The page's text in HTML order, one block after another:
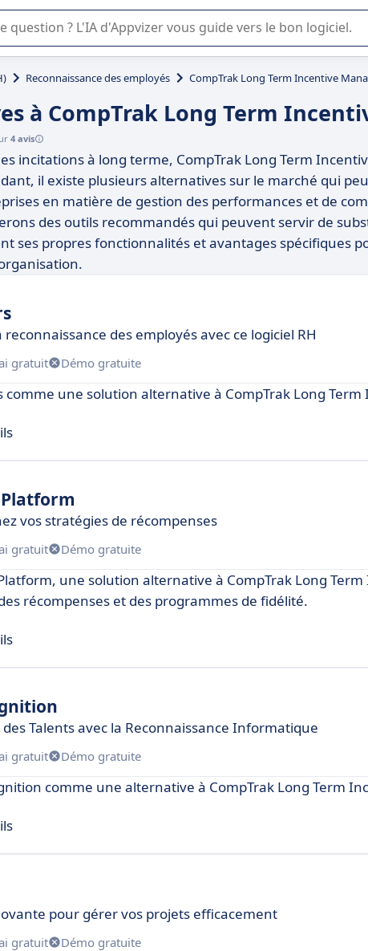
Appvizer vous guide dans l'utilisation ou la sélection de logiciel
Reconnaissance des employés CompTrak Long Term Incentive
à CompTrak Long Term
4 avis
incitations à long terme, CompTrak Long Term
il existe plusieurs alternatives sur le marché qui
en matière de gestion des performances et de
des outils recommandés qui peuvent servir de
ses propres fonctionnalités et avantages spécifiques
reconnaissance des employés avec ce logiciel RH
gratuit Démo gratuite
comme une solution alternative à CompTrak Long
vos stratégies de récompenses
gratuit Démo gratuite
une solution alternative à CompTrak Long
récompenses et des programmes de fidélité.
Talents avec la Reconnaissance Informatique
gratuit Démo gratuite
comme une alternative à CompTrak Long Term
pour gérer vos projets efficacement
gratuit Démo gratuite